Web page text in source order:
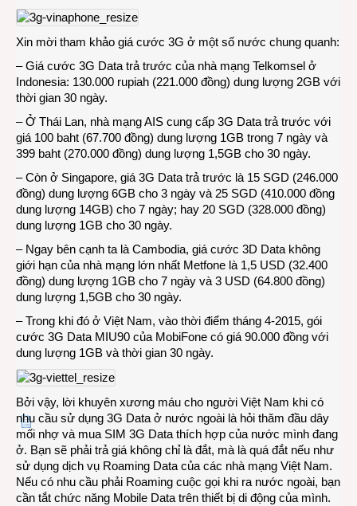
Xin mời tham khảo giá cước 3G ở một số nước chung quanh:
– Giá cước 3G Data trả trước của nhà mạng Telkomsel ở
Indonesia: 130.000 rupiah (221.000 đồng) dung lượng 2GB với
thời gian 30 ngày.
– Ở Thái Lan, nhà mạng AIS cung cấp 3G Data trả trước với
giá 100 baht (67.700 đồng) dung lượng 1GB trong 7 ngày và
399 baht (270.000 đồng) dung lượng 1,5GB cho 30 ngày.
– Còn ở Singapore, giá 3G Data trả trước là 15 SGD (246.000
đồng) dung lượng 6GB cho 3 ngày và 25 SGD (410.000 đồng
dung lượng 14GB) cho 7 ngày; hay 20 SGD (328.000 đồng)
dung lượng 1GB cho 30 ngày.
– Ngay bên cạnh ta là Cambodia, giá cước 3D Data không
giới hạn của nhà mạng lớn nhất Metfone là 1,5 USD (32.400
đồng) dung lượng 1GB cho 7 ngày và 3 USD (64.800 đồng)
dung lượng 1,5GB cho 30 ngày.
– Trong khi đó ở Việt Nam, vào thời điểm tháng 4-2015, gói
cước 3G Data MIU90 của MobiFone có giá 90.000 đồng với
dung lượng 1GB và thời gian 30 ngày.
Bởi vậy, lời khuyên xương máu cho người Việt Nam khi có
nhu cầu sử dụng 3G Data ở nước ngoài là hỏi thăm đầu dây
mối nhợ và mua SIM 3G Data thích hợp của nước mình đang
ở. Bạn sẽ phải trả giá không chỉ là đắt, mà là quá đắt nếu như
sử dụng dịch vụ Roaming Data của các nhà mạng Việt Nam.
Nếu có nhu cầu phải Roaming cuộc gọi khi ra nước ngoài, bạn
cần tắt chức năng Mobile Data trên thiết bị di động của mình.